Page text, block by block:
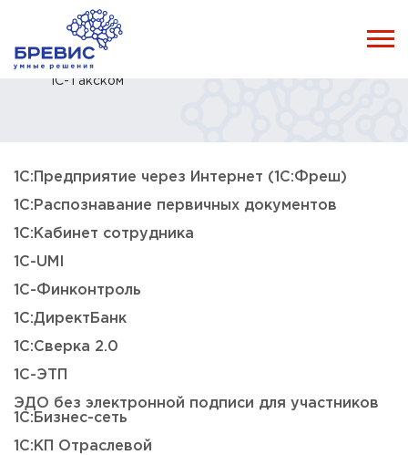
Главная
1С-Такском
1С:Предприятие через Интернет (1С:Фреш)
1С:Распознавание первичных документов
1С:Кабинет сотрудника
1C-UMI
1С-Финконтроль
1С:ДиректБанк
1С:Сверка 2.0
1С-ЭТП
ЭДО без электронной подписи для участников
1С:Бизнес-сеть
1С:КП Отраслевой